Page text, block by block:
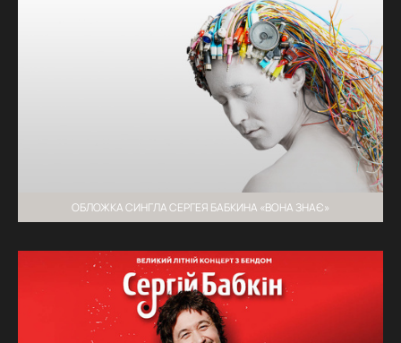
ОБЛОЖКА СИНГЛА СЕРГЕЯ БАБКИНА «ВОНА ЗНАЄ»